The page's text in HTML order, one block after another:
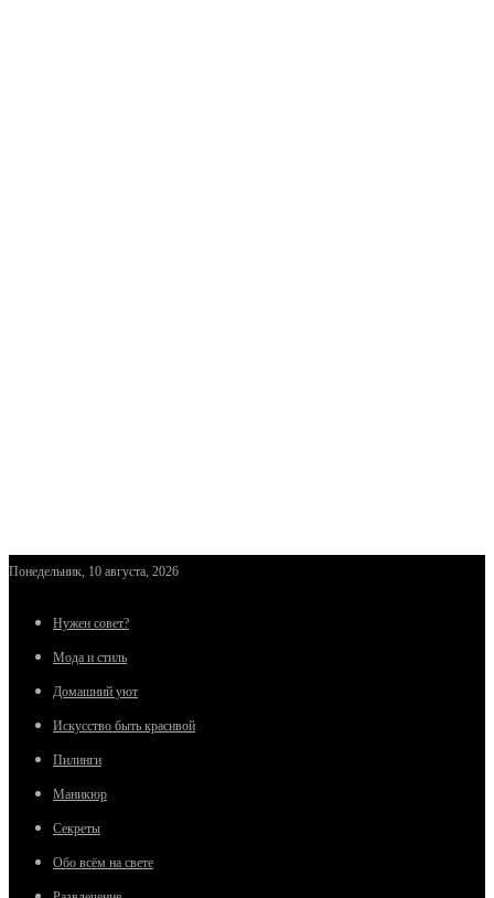
Понедельник, 10 августа, 2026
Нужен совет?
Мода и стиль
Домашний уют
Искусство быть красивой
Пилинги
Маникюр
Секреты
Обо всём на свете